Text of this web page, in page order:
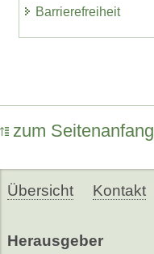
Barrierefreiheit
zum Seitenanfang
Übersicht Kontakt
Herausgeber